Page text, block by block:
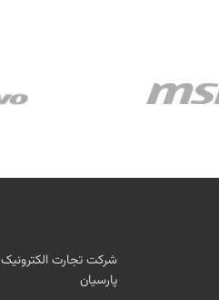
شرکت تجارت الکترونیک
پارسیان